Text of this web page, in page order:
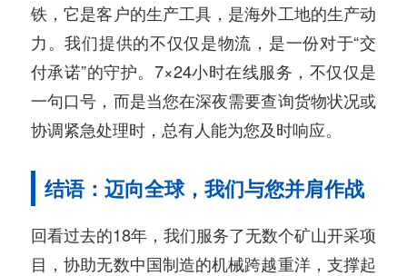
铁，它是客户的生产工具，是海外工地的生产动
力。我们提供的不仅仅是物流，是一份对于“交
付承诺”的守护。7×24小时在线服务，不仅仅是
一句口号，而是当您在深夜需要查询货物状况或
协调紧急处理时，总有人能为您及时响应。
结语：迈向全球，我们与您并肩作战
回看过去的18年，我们服务了无数个矿山开采项
目，协助无数中国制造的机械跨越重洋，支撑起